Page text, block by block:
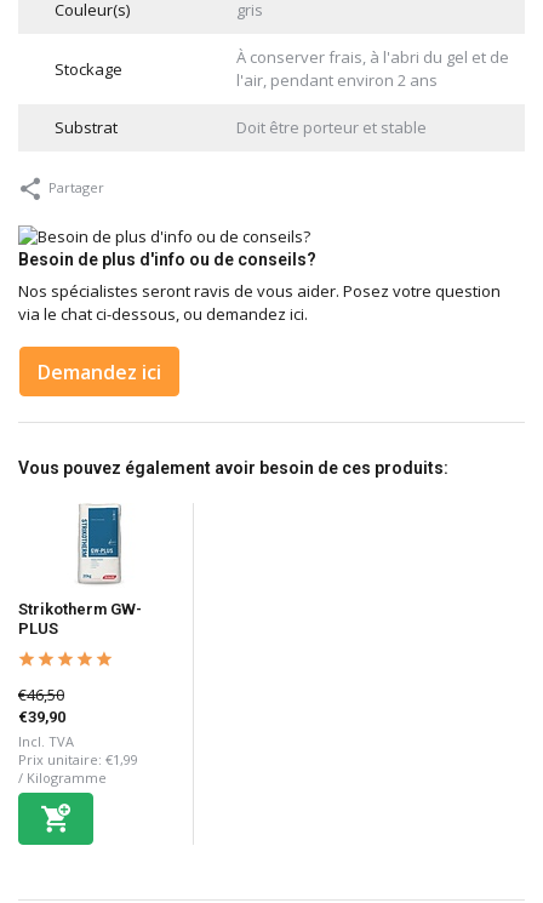
Couleur(s) gris
Stockage
À conserver frais, à l'abri du gel et de
l'air, pendant environ 2 ans
Substrat Doit être porteur et stable
Partager
Besoin de plus d'info ou de conseils?
Nos spécialistes seront ravis de vous aider. Posez votre question
via le chat ci-dessous, ou demandez ici.
Demandez ici
Vous pouvez également avoir besoin de ces produits:
Strikotherm GW-
PLUS
€46,50
€39,90
Incl. TVA
Prix unitaire: €1,99
/ Kilogramme